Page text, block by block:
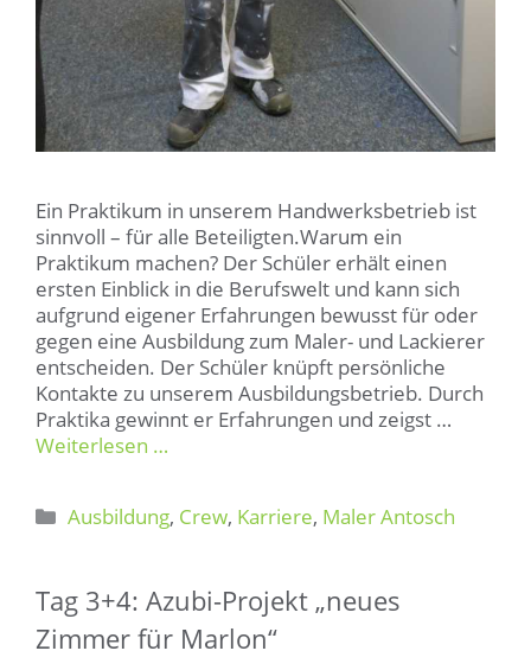
Ein Praktikum in unserem Handwerksbetrieb ist
sinnvoll – für alle Beteiligten.Warum ein
Praktikum machen? Der Schüler erhält einen
ersten Einblick in die Berufswelt und kann sich
aufgrund eigener Erfahrungen bewusst für oder
gegen eine Ausbildung zum Maler- und Lackierer
entscheiden. Der Schüler knüpft persönliche
Kontakte zu unserem Ausbildungsbetrieb. Durch
Praktika gewinnt er Erfahrungen und zeigst …
Weiterlesen …
Kategorien
Ausbildung, Crew, Karriere, Maler Antosch
Tag 3+4: Azubi-Projekt „neues
Zimmer für Marlon“